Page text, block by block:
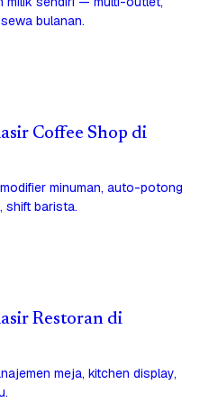
bulanan.
Coffee Shop di
minuman, auto-potong
shift barista.
Restoran di
meja, kitchen display,